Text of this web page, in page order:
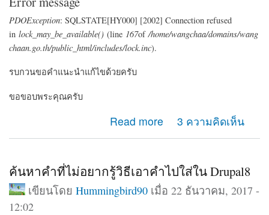
PDOException: SQLSTATE[HY000] [2002] Connection refused
in lock_may_be_available() (line 167of/home/wangchaa/domains/wang
chaan.go.th/public_html/includes/lock.inc).
รบกวนขอคำแนะนำแก้ไขด้วยครับ
ขอขอบพระคุณครับ
Read more 3 ความคิดเห็น
ค้นหาคำที่ไม่อยากรู้วิธีเอาคำไปใส่ใน Drupal8
เขียนโดย Hummingbird90เมื่อ 22 ธันวาคม, 2017 -
12:02